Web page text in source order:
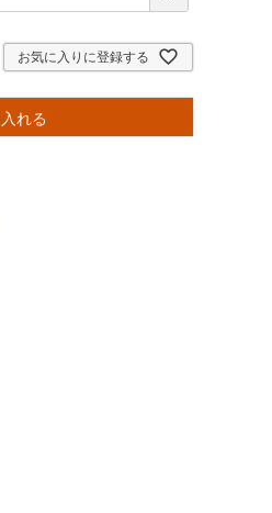
お気に入りに登録する
れる